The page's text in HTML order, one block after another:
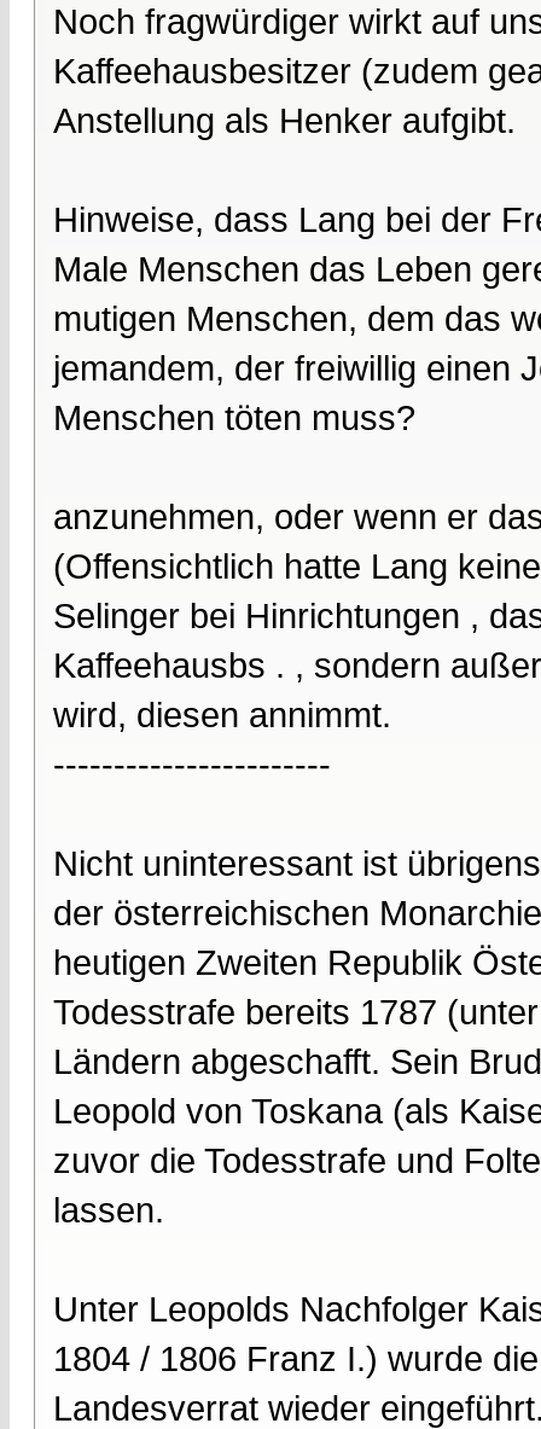
Noch fragwürdiger wirkt auf
Kaffeehausbesitzer (zudem
Anstellung als Henker aufgibt.
Hinweise, dass Lang bei der
Male Menschen das Leben
mutigen Menschen, dem das
jemandem, der freiwillig einen
Menschen töten muss?
anzunehmen, oder wenn er
(Offensichtlich hatte Lang
Selinger bei Hinrichtungen ,
Kaffeehausbs . , sondern
wird, diesen annimmt.
-----------------------
Nicht uninteressant ist
der österreichischen
heutigen Zweiten Republik
Todesstrafe bereits 1787
Ländern abgeschafft. Sein
Leopold von Toskana (als
zuvor die Todesstrafe und
lassen.
Unter Leopolds Nachfolger
1804 / 1806 Franz I.) wurde
Landesverrat wieder